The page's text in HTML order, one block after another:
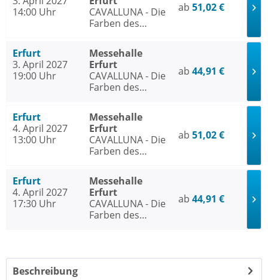
14:00 Uhr
CAVALLUNA - Die
Farben des
ab 51,02 €
Erfurt
3. April 2027
19:00 Uhr
Messehalle
Erfurt
CAVALLUNA - Die
Farben des
ab 44,91 €
Erfurt
4. April 2027
13:00 Uhr
Messehalle
Erfurt
CAVALLUNA - Die
Farben des
ab 51,02 €
Erfurt
4. April 2027
17:30 Uhr
Messehalle
Erfurt
CAVALLUNA - Die
Farben des
ab 44,91 €
Beschreibung